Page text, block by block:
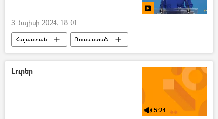
3 մայիսի 2024, 18:01
Հայաստան
Ռուսաստան
Ալեն Սիմոնյան
Մարիա Զախարովա
Դոնբասի պաշտպանություն. ՌԴ–ի ռազմական հատուկ գործողությունը Ուկրաինայում
Լուրեր
5:24